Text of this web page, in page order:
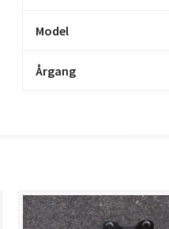
Model
Årgang